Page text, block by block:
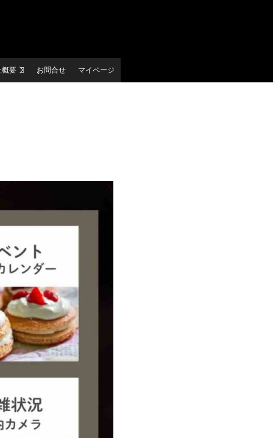
概要 お問合せ マイページ